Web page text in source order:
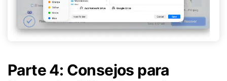
Parte 4: Consejos para